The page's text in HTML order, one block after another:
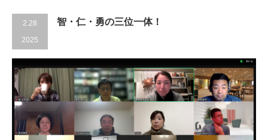
2.28
2025
智・仁・勇の三位一体！